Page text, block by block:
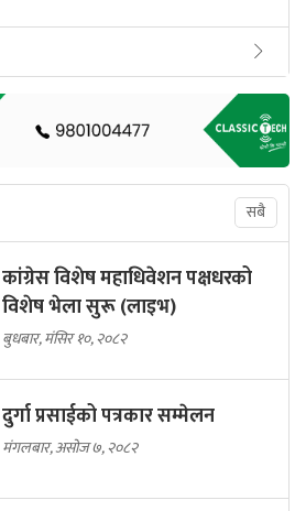
सबै
कांग्रेस विशेष महाधिवेशन पक्षधरको
विशेष भेला सुरू (लाइभ)
बुधबार, मंसिर १०, २०८२
दुर्गा प्रसाईको पत्रकार सम्मेलन
मंगलबार, असोज ७, २०८२